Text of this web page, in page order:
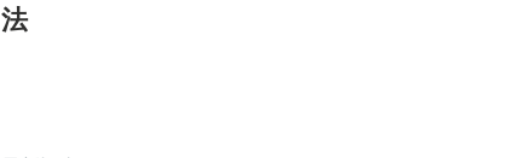
法